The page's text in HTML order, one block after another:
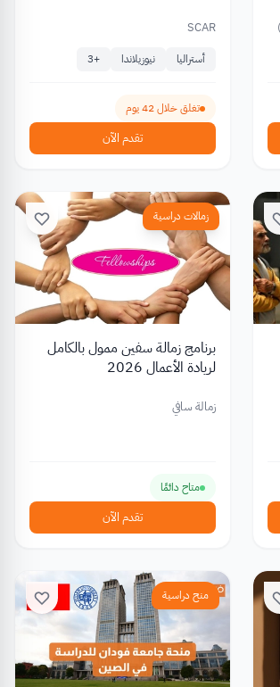
SCAR
أستراليا نيوزيلاندا +
3
تغلق خلال 42 يوم
تقدم الآن
زمالات دراسية
برنامج زمالة سفين ممول بالكامل
لريادة الأعمال 2026
زمالة سافي
متاح دائمًا
تقدم الآن
منح دراسية